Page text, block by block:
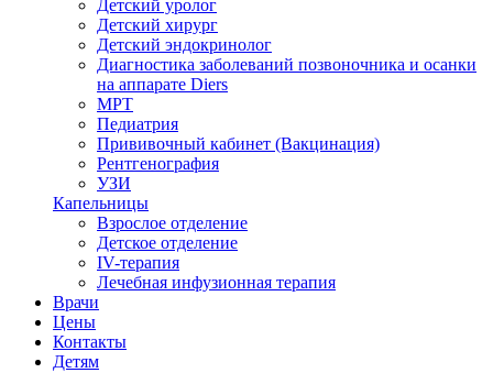
Детский уролог
Детский хирург
Детский эндокринолог
Диагностика заболеваний позвоночника и осанки
на аппарате Diers
МРТ
Педиатрия
Прививочный кабинет (Вакцинация)
Рентгенография
УЗИ
Капельницы
Взрослое отделение
Детское отделение
IV-терапия
Лечебная инфузионная терапия
Врачи
Цены
Контакты
Детям